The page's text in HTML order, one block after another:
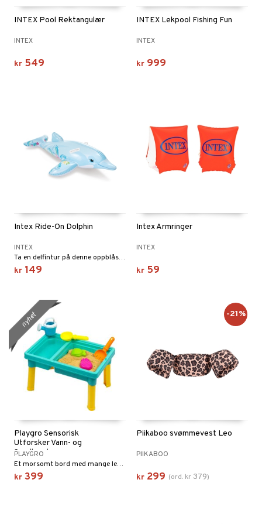
INTEX Pool Rektangulær
INTEX
kr 549
INTEX Lekpool Fishing Fun
INTEX
kr 999
Intex Ride-On Dolphin
INTEX
Ta en delfintur på denne oppblåsbare delfinen med 2 håndtak.
kr 149
Intex Armringer
INTEX
kr 59
Playgro Sensorisk
Utforsker Vann- og
Sandbord
PLAYGRO
Et morsomt bord med mange lekemuligheter!
kr 399
nyhet
Piikaboo svømmevest Leo
PIIKABOO
kr 299 (ord. kr 379)
-21%